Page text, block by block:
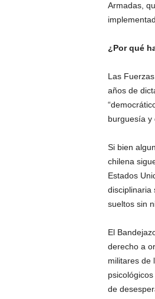
Armadas,
¿Por qué
Las
años de
burguesía y
Si bien
chilena
Estados
disciplinaria
sueltos sin
El
derecho a
militares de
de